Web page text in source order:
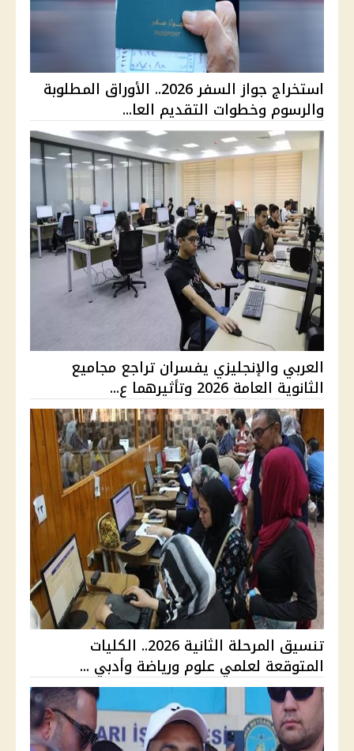
استخراج جواز السفر 2026.. الأوراق المطلوبة
والرسوم وخطوات التقديم العا...
العربي والإنجليزي يفسران تراجع مجاميع
الثانوية العامة 2026 وتأثيرهما ع...
تنسيق المرحلة الثانية 2026.. الكليات
المتوقعة لعلمي علوم ورياضة وأدبي ...